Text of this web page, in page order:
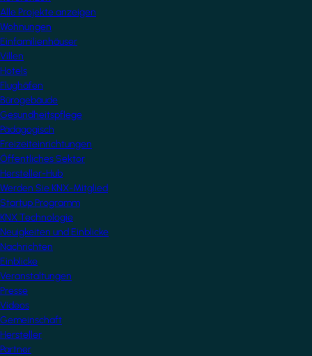
Alle Projekte anzeigen
Wohnungen
Einfamilienhäuser
Villen
Hotels
Flughäfen
Bürogebäude
Gesundheitspflege
Pädagogisch
Freizeiteinrichtungen
Öffentliches Sektor
Hersteller-Hub
Werden Sie KNX-Mitglied
Startup Programm
KNX Technologie
Neuigkeiten und Einblicke
Nachrichten
Einblicke
Veranstaltungen
Presse
Videos
Gemeinschaft
Hersteller
Partner